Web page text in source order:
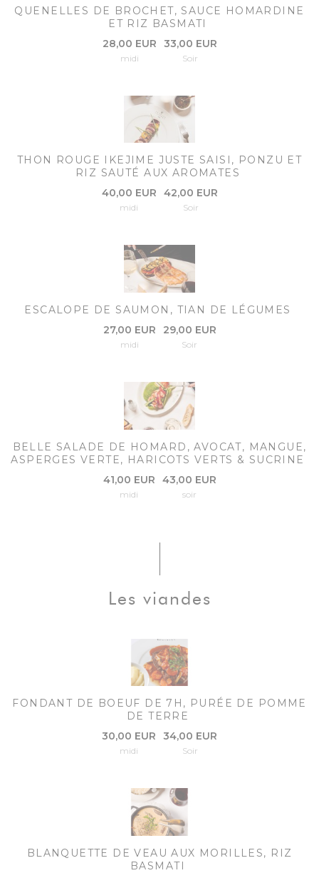
QUENELLES DE BROCHET, SAUCE HOMARDINE
ET RIZ BASMATI
28,00 EUR
midi
33,00 EUR
Soir
THON ROUGE IKEJIME JUSTE SAISI, PONZU ET
RIZ SAUTÉ AUX AROMATES
40,00 EUR
midi
42,00 EUR
Soir
ESCALOPE DE SAUMON, TIAN DE LÉGUMES
27,00 EUR
midi
29,00 EUR
Soir
BELLE SALADE DE HOMARD, AVOCAT, MANGUE,
ASPERGES VERTE, HARICOTS VERTS & SUCRINE
41,00 EUR
midi
43,00 EUR
soir
Les viandes
FONDANT DE BOEUF DE 7H, PURÉE DE POMME
DE TERRE
30,00 EUR
midi
34,00 EUR
Soir
BLANQUETTE DE VEAU AUX MORILLES, RIZ
BASMATI